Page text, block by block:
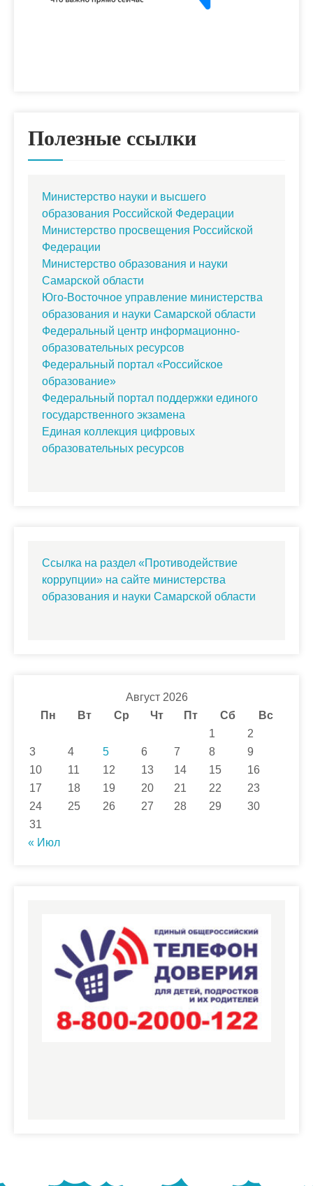
Полезные ссылки
Министерство науки и высшего
образования Российской Федерации
Министерство просвещения Российской
Федерации
Министерство образования и науки
Самарской области
Юго-Восточное управление министерства
образования и науки Самарской области
Федеральный центр информационно-
образовательных ресурсов
Федеральный портал «Российское
образование»
Федеральный портал поддержки единого
государственного экзамена
Единая коллекция цифровых
образовательных ресурсов
Ссылка на раздел «Противодействие
коррупции» на сайте министерства
образования и науки Самарской области
Август 2026
Пн
Вт Ср Чт Пт Сб
Вс
1
2
3
4 5 6 7 8
9
10
11 12 13 14 15
16
17
18 19 20 21 22
23
24
25 26 27 28 29
30
31
« Июл